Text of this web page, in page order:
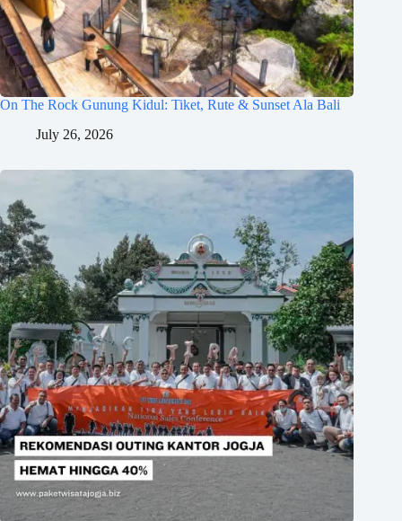
On The Rock Gunung Kidul: Tiket, Rute & Sunset Ala Bali
July 26, 2026